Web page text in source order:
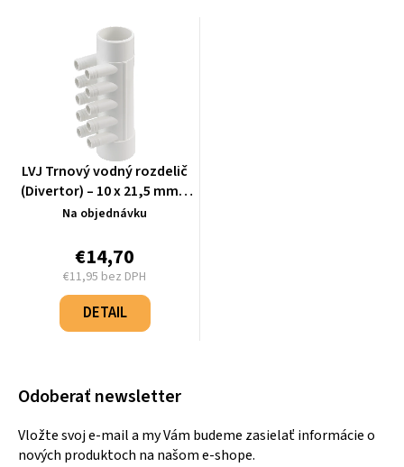
LVJ Trnový vodný rozdelič
(Divertor) – 10 x 21,5 mm –
L-3009C
Na objednávku
€14,70
€11,95 bez DPH
Jednotková
cena:
DETAIL
Odoberať newsletter
Vložte svoj e-mail a my Vám budeme zasielať informácie o
nových produktoch na našom e-shope.